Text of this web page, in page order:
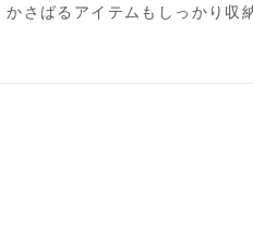
かさばるアイテムもしっかり収